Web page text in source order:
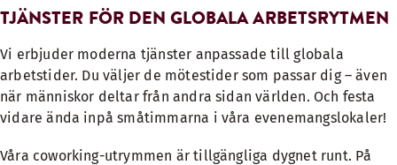
TJÄNSTER FÖR DEN GLOBALA ARBETSRYTMEN
Vi erbjuder moderna tjänster anpassade till globala
arbetstider. Du väljer de mötestider som passar dig – även
när människor deltar från andra sidan världen. Och festa
vidare ända inpå småtimmarna i våra evenemangslokaler!
Våra coworking-utrymmen är tillgängliga dygnet runt. På